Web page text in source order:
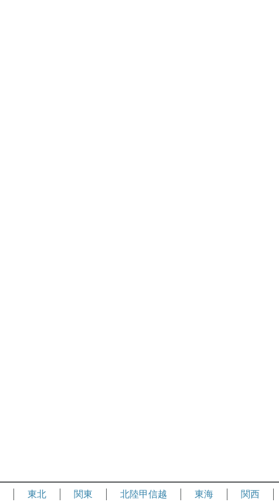
東北 関東 北陸甲信越 東海 関西